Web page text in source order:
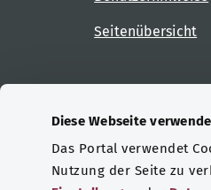
Diese Webseite
Das Portal verwendet
Nutzung der Seite zu
Seitenübersicht